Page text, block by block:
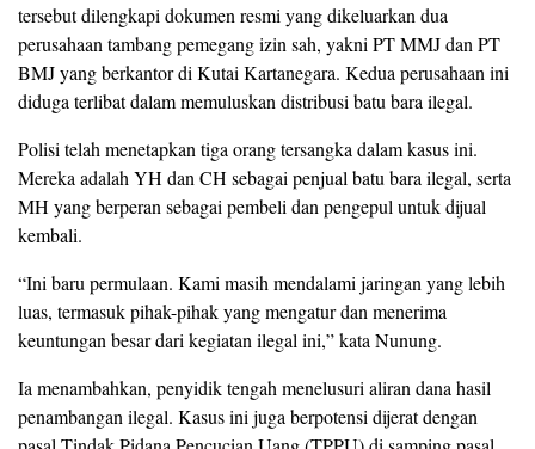
tersebut dilengkapi dokumen resmi yang dikeluarkan dua
perusahaan tambang pemegang izin sah, yakni PT MMJ dan PT
BMJ yang berkantor di Kutai Kartanegara. Kedua perusahaan ini
diduga terlibat dalam memuluskan distribusi batu bara ilegal.
Polisi telah menetapkan tiga orang tersangka dalam kasus ini.
Mereka adalah YH dan CH sebagai penjual batu bara ilegal, serta
MH yang berperan sebagai pembeli dan pengepul untuk dijual
kembali.
“Ini baru permulaan. Kami masih mendalami jaringan yang lebih
luas, termasuk pihak-pihak yang mengatur dan menerima
keuntungan besar dari kegiatan ilegal ini,” kata Nunung.
Ia menambahkan, penyidik tengah menelusuri aliran dana hasil
penambangan ilegal. Kasus ini juga berpotensi dijerat dengan